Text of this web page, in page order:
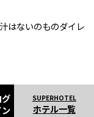
はないのものダイレ
グ
ホテル一覧